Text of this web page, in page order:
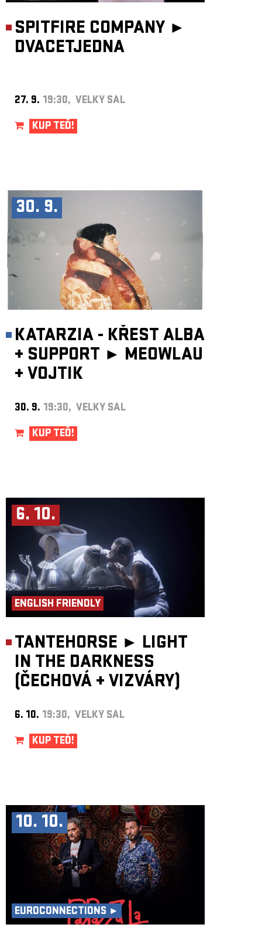
SPITFIRE COMPANY ►
DVACETJEDNA
27. 9. 19:30, VELKÝ SÁL
KUP TEĎ!
30. 9.
KATARZIA - KŘEST ALBA
+ SUPPORT ► MEOWLAU
+ VOJTIK
30. 9. 19:30, VELKÝ SÁL
KUP TEĎ!
6. 10.
ENGLISH FRIENDLY
TANTEHORSE ► LIGHT
IN THE DARKNESS
(ČECHOVÁ + VIZVÁRY)
6. 10. 19:30, VELKÝ SÁL
KUP TEĎ!
10. 10.
EUROCONNECTIONS ►